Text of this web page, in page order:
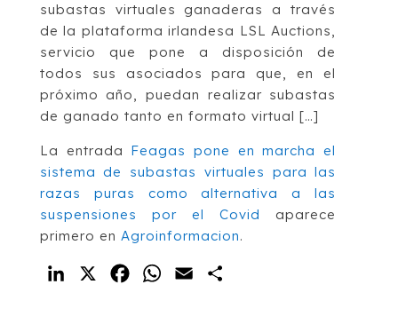
subastas virtuales ganaderas a través
de la plataforma irlandesa LSL Auctions,
servicio que pone a disposición de
todos sus asociados para que, en el
próximo año, puedan realizar subastas
de ganado tanto en formato virtual […]
La entrada Feagas pone en marcha el
sistema de subastas virtuales para las
razas puras como alternativa a las
suspensiones por el Covid
aparece
primero en Agroinformacion.
LinkedIn FacebookWhatsApp
Email